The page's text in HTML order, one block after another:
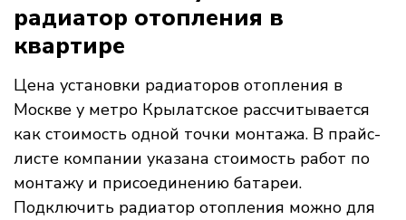
радиатор отопления в
квартире
Цена установки радиаторов отопления в
Москве у метро Крылатское рассчитывается
как стоимость одной точки монтажа. В прайс-
листе компании указана стоимость работ по
монтажу и присоединению батареи.
Подключить радиатор отопления можно для